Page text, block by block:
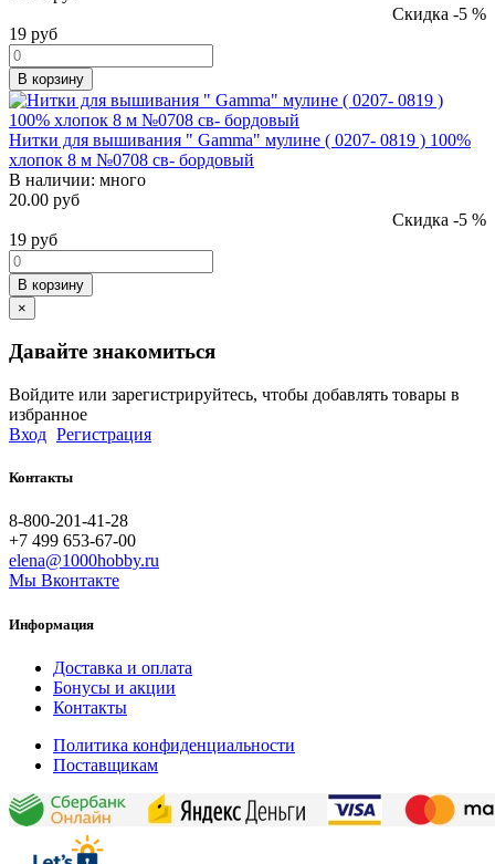
Скидка -5 %
19 руб
В корзину
Нитки для вышивания " Gamma" мулине ( 0207- 0819 ) 100%
хлопок 8 м №0708 св- бордовый
В наличии: много
20.00 руб
Скидка -5 %
19 руб
В корзину
×
Давайте знакомиться
Войдите или зарегистрируйтесь, чтобы добавлять товары в
избранное
Вход Регистрация
Контакты
8-800-201-41-28
+7 499 653-67-00
elena@1000hobby.ru
Мы Вконтакте
Информация
Доставка и оплата
Бонусы и акции
Контакты
Политика конфиденциальности
Поставщикам